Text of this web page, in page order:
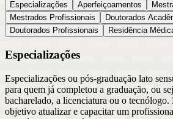
Especializações Aperfeiçoamentos
Mestrados Profissionais
Doutorados
Doutorados Profissionais
Residência
Especializações
Especializações ou pós-graduação lato
para quem já completou a graduação, ou
bacharelado, a licenciatura ou o tecnólogo.
objetivo atualizar e capacitar um